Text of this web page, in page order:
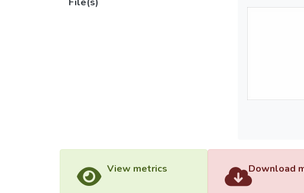
View metrics Download